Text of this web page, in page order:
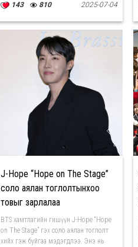
143 810 2025-07-04
J-Hope “Hope on The Stage”
соло аялан тоглолтынхоо
товыг зарлалаа
BTS хамтлагийн гишүүн J-Hope “Hope
on The Stage” гэх соло аялан тоглолт
хийх гэж буйгаа мэдэгдлээ. Энэ нь